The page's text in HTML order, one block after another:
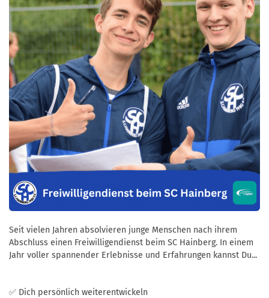
Seit vielen Jahren absolvieren junge Menschen nach ihrem
Abschluss einen Freiwilligendienst beim SC Hainberg. In einem
Jahr voller spannender Erlebnisse und Erfahrungen kannst Du...
✅ Dich persönlich weiterentwickeln